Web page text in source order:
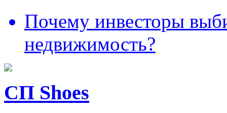
Почему инвесторы
недвижимость?
СП Shoes